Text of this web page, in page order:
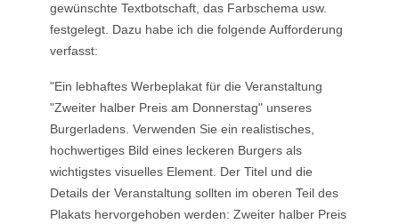
gewünschte Textbotschaft, das Farbschema usw.
festgelegt. Dazu habe ich die folgende Aufforderung
verfasst:
"Ein lebhaftes Werbeplakat für die Veranstaltung
"Zweiter halber Preis am Donnerstag" unseres
Burgerladens. Verwenden Sie ein realistisches,
hochwertiges Bild eines leckeren Burgers als
wichtigstes visuelles Element. Der Titel und die
Details der Veranstaltung sollten im oberen Teil des
Plakats hervorgehoben werden: Zweiter halber Preis